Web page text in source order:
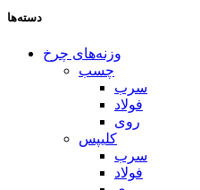
دسته‌ها
وزنه‌های چرخ
چسب
سرب
فولاد
روی
کلیپس
سرب
فولاد